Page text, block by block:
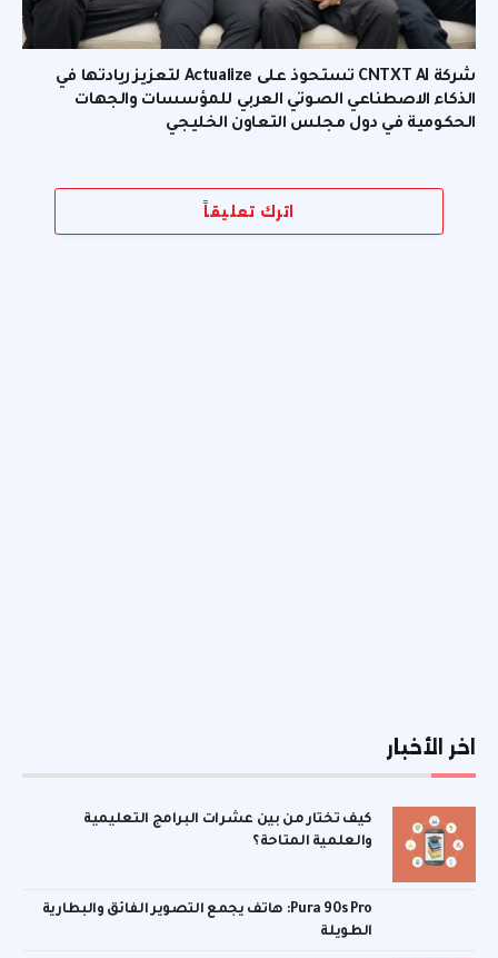
شركة CNTXT AI تستحوذ على Actualize لتعزيز ريادتها في
الذكاء الاصطناعي الصوتي العربي للمؤسسات والجهات
الحكومية في دول مجلس التعاون الخليجي
اترك تعليقاً
اخر الأخبار
كيف تختار من بين عشرات البرامج التعليمية
والعلمية المتاحة؟
Pura 90s Pro: هاتف يجمع التصوير الفائق والبطارية
الطويلة